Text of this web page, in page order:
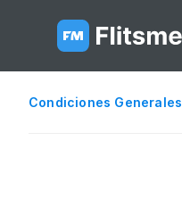
Condiciones Generales